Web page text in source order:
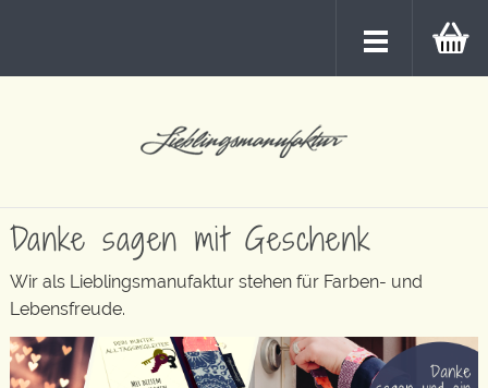
Danke sagen mit Geschenk
Wir als Lieblingsmanufaktur stehen für Farben- und
Lebensfreude.